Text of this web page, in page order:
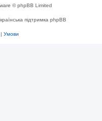
© phpBB Limited
підтримка phpBB
| Умови